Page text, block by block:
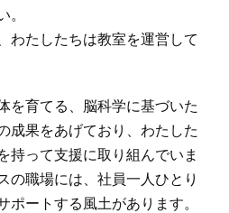
わたしたちは教室を運営して
を育てる、脳科学に基づいた
成果をあげており、わたした
持って支援に取り組んでいま
の職場には、社員一人ひとり
ポートする風土があります。